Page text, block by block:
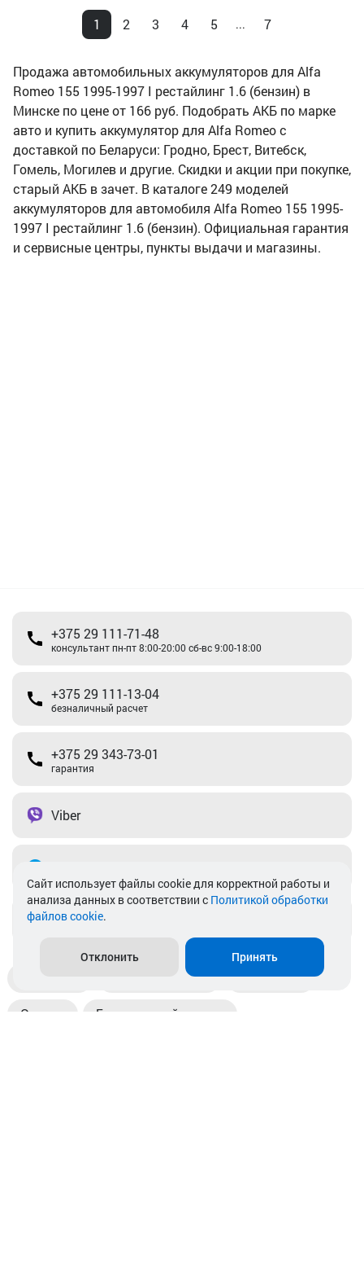
1 2 3 4 5 ... 7
Продажа автомобильных аккумуляторов для Alfa
Romeo 155 1995-1997 I рестайлинг 1.6 (бензин) в
Минске по цене от 166 руб. Подобрать АКБ по марке
авто и купить аккумулятор для Alfa Romeo с
доставкой по Беларуси: Гродно, Брест, Витебск,
Гомель, Могилев и другие. Скидки и акции при покупке,
старый АКБ в зачет. В каталоге 249 моделей
аккумуляторов для автомобиля Alfa Romeo 155 1995-
1997 I рестайлинг 1.6 (бензин). Официальная гарантия
и сервисные центры, пункты выдачи и магазины.
+375 29 111-71-48
консультант пн-пт 8:00-20:00 сб-вс 9:00-18:00
+375 29 111-13-04
безналичный расчет
+375 29 343-73-01
гарантия
Viber
info@akkamulik.by
Пункты выдачи Магазины
Оплата Безналичный расчет
Cайт использует файлы cookie для корректной работы и
анализа данных в соответствии с Политикой обработки
файлов cookie.
Отклонить Принять